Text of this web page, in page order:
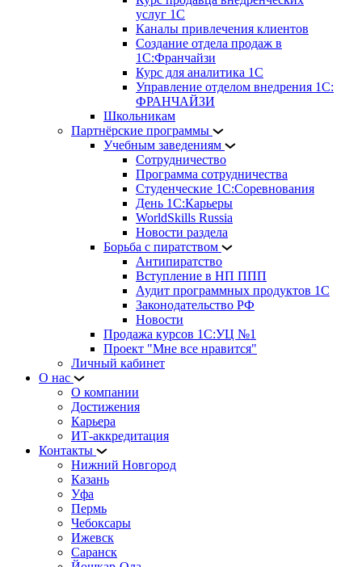
услуг 1С
Каналы привлечения клиентов
Создание отдела продаж в
1С:Франчайзи
Курс для аналитика 1С
Управление отделом внедрения 1С:
ФРАНЧАЙЗИ
Школьникам
Партнёрские программы
Учебным заведениям
Сотрудничество
Программа сотрудничества
Студенческие 1С:Соревнования
День 1С:Карьеры
WorldSkills Russia
Новости раздела
Борьба с пиратством
Антипиратство
Вступление в НП ППП
Аудит программных продуктов 1С
Законодательство РФ
Новости
Продажа курсов 1С:УЦ №1
Проект "Мне все нравится"
Личный кабинет
О нас
О компании
Достижения
Карьера
ИТ-аккредитация
Контакты
Нижний Новгород
Казань
Уфа
Пермь
Чебоксары
Ижевск
Саранск